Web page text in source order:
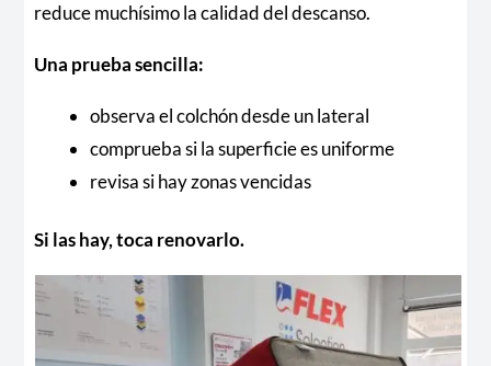
reduce muchísimo la calidad del descanso.
Una prueba sencilla:
observa el colchón desde un lateral
comprueba si la superficie es uniforme
revisa si hay zonas vencidas
Si las hay, toca renovarlo.